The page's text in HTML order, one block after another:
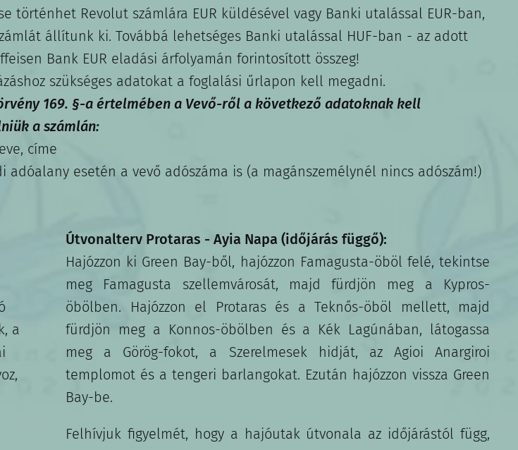
történhet Revolut számlára EUR küldésével vagy Banki utalással EUR-ban,
állítunk ki. Továbbá lehetséges Banki utalással HUF-ban - az adott
Bank EUR eladási árfolyamán forintosított összeg!
szükséges adatokat a foglalási űrlapon kell megadni.
169. §-a értelmében a Vevő-ről a következő adatoknak kell
a számlán:
címe
adóalany esetén a vevő adószáma is (a magánszemélynél nincs adószám!)
a
Útvonalterv Protaras - Ayia Napa (időjárás függő):
Hajózzon ki Green Bay-ből, hajózzon Famagusta-öböl felé, tekintse
meg Famagusta szellemvárosát, majd fürdjön meg a Kypros-
öbölben. Hajózzon el Protaras és a Teknős-öböl mellett, majd
fürdjön meg a Konnos-öbölben és a Kék Lagúnában, látogassa
meg a Görög-fokot, a Szerelmesek hidját, az Agioi Anargiroi
templomot és a tengeri barlangokat. Ezután hajózzon vissza Green
Bay-be.
Felhívjuk figyelmét, hogy a hajóutak útvonala az időjárástól függ,